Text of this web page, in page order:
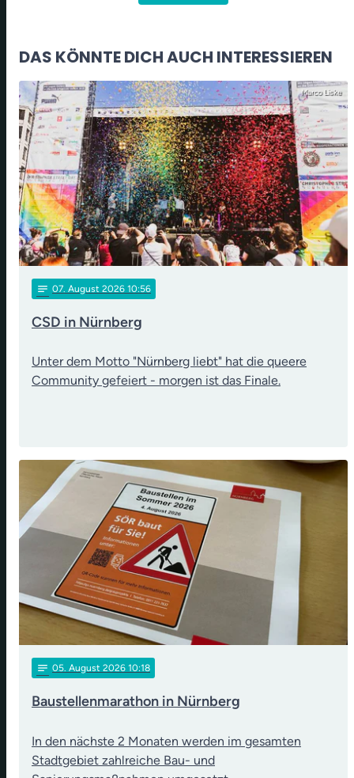
DAS KÖNNTE DICH AUCH INTERESSIEREN
Marco Liske
notes 07. August 2026 10:56
CSD in Nürnberg
Unter dem Motto "Nürnberg liebt" hat die queere
Community gefeiert - morgen ist das Finale.
notes 05. August 2026 10:18
Baustellenmarathon in Nürnberg
In den nächste 2 Monaten werden im gesamten
Stadtgebiet zahlreiche Bau- und